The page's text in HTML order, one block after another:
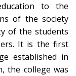
to the
of the society
of the students
It is the first
established in
the college was